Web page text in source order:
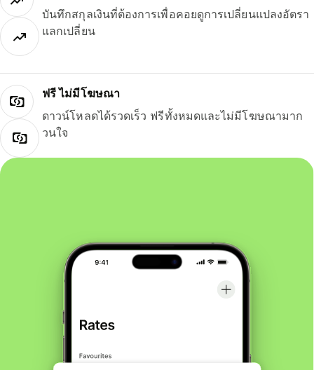
บันทึกสกุลเงินที่ต้องการเพื่อคอยดูการเปลี่ยนแปลงอัตรา
แลกเปลี่ยน
ฟรี ไม่มีโฆษณา
ดาวน์โหลดได้รวดเร็ว ฟรีทั้งหมดและไม่มีโฆษณามาก
วนใจ